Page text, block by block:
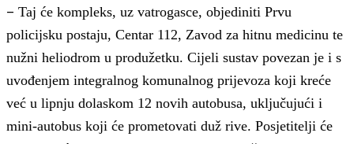
– Taj će kompleks, uz vatrogasce, objediniti Prvu
policijsku postaju, Centar 112, Zavod za hitnu medicinu te
nužni heliodrom u produžetku. Cijeli sustav povezan je i s
uvođenjem integralnog komunalnog prijevoza koji kreće
već u lipnju dolaskom 12 novih autobusa, uključujući i
mini-autobus koji će prometovati duž rive. Posjetitelji će